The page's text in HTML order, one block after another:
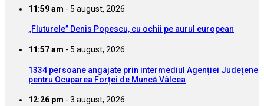
11:59 am - 5 august, 2026
„Fluturele” Denis Popescu, cu ochii pe aurul european
11:57 am - 5 august, 2026
1334 persoane angajate prin intermediul Agenției Județene
pentru Ocuparea Forței de Muncă Vâlcea
12:26 pm - 3 august, 2026